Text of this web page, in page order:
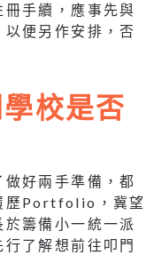
手續，應事先與
便另作安排，否
校是否
好兩手準備，都
歷Portfolio，冀望
籌備小一統一派
了解想前往叩門